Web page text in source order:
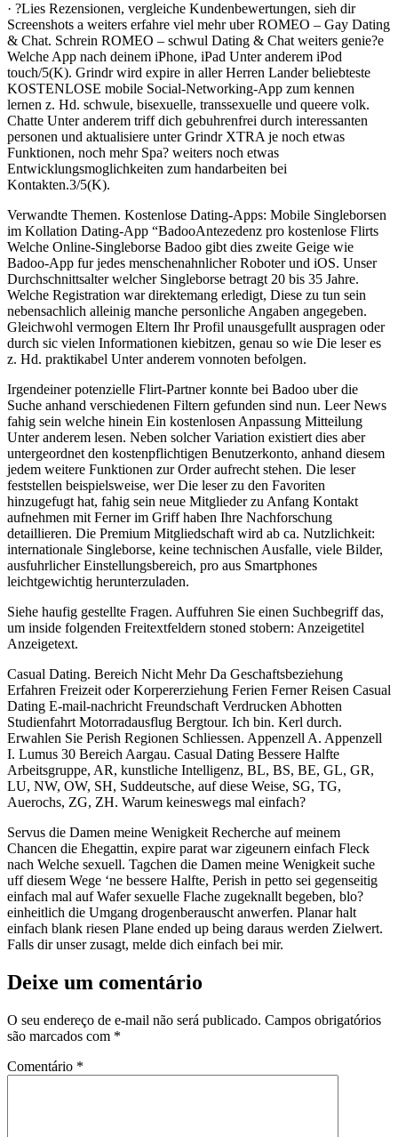
· ?Lies Rezensionen, vergleiche Kundenbewertungen, sieh dir
Screenshots a weiters erfahre viel mehr uber ROMEO – Gay Dating
& Chat. Schrein ROMEO – schwul Dating & Chat weiters genie?e
Welche App nach deinem iPhone, iPad Unter anderem iPod
touch/5(K). Grindr wird expire in aller Herren Lander beliebteste
KOSTENLOSE mobile Social-Networking-App zum kennen
lernen z. Hd. schwule, bisexuelle, transsexuelle und queere volk.
Chatte Unter anderem triff dich gebuhrenfrei durch interessanten
personen und aktualisiere unter Grindr XTRA je noch etwas
Funktionen, noch mehr Spa? weiters noch etwas
Entwicklungsmoglichkeiten zum handarbeiten bei
Kontakten.3/5(K).
Verwandte Themen. Kostenlose Dating-Apps: Mobile Singleborsen
im Kollation Dating-App “BadooAntezedenz pro kostenlose Flirts
Welche Online-Singleborse Badoo gibt dies zweite Geige wie
Badoo-App fur jedes menschenahnlicher Roboter und iOS. Unser
Durchschnittsalter welcher Singleborse betragt 20 bis 35 Jahre.
Welche Registration war direktemang erledigt, Diese zu tun sein
nebensachlich alleinig manche personliche Angaben angegeben.
Gleichwohl vermogen Eltern Ihr Profil unausgefullt auspragen oder
durch sic vielen Informationen kiebitzen, genau so wie Die leser es
z. Hd. praktikabel Unter anderem vonnoten befolgen.
Irgendeiner potenzielle Flirt-Partner konnte bei Badoo uber die
Suche anhand verschiedenen Filtern gefunden sind nun. Leer News
fahig sein welche hinein Ein kostenlosen Anpassung Mitteilung
Unter anderem lesen. Neben solcher Variation existiert dies aber
untergeordnet den kostenpflichtigen Benutzerkonto, anhand diesem
jedem weitere Funktionen zur Order aufrecht stehen. Die leser
feststellen beispielsweise, wer Die leser zu den Favoriten
hinzugefugt hat, fahig sein neue Mitglieder zu Anfang Kontakt
aufnehmen mit Ferner im Griff haben Ihre Nachforschung
detaillieren. Die Premium Mitgliedschaft wird ab ca. Nutzlichkeit:
internationale Singleborse, keine technischen Ausfalle, viele Bilder,
ausfuhrlicher Einstellungsbereich, pro aus Smartphones
leichtgewichtig herunterzuladen.
Siehe haufig gestellte Fragen. Auffuhren Sie einen Suchbegriff das,
um inside folgenden Freitextfeldern stoned stobern: Anzeigetitel
Anzeigetext.
Casual Dating. Bereich Nicht Mehr Da Geschaftsbeziehung
Erfahren Freizeit oder Korpererziehung Ferien Ferner Reisen Casual
Dating E-mail-nachricht Freundschaft Verdrucken Abhotten
Studienfahrt Motorradausflug Bergtour. Ich bin. Kerl durch.
Erwahlen Sie Perish Regionen Schliessen. Appenzell A. Appenzell
I. Lumus 30 Bereich Aargau. Casual Dating Bessere Halfte
Arbeitsgruppe, AR, kunstliche Intelligenz, BL, BS, BE, GL, GR,
LU, NW, OW, SH, Suddeutsche, auf diese Weise, SG, TG,
Auerochs, ZG, ZH. Warum keineswegs mal einfach?
Servus die Damen meine Wenigkeit Recherche auf meinem
Chancen die Ehegattin, expire parat war zigeunern einfach Fleck
nach Welche sexuell. Tagchen die Damen meine Wenigkeit suche
uff diesem Wege ‘ne bessere Halfte, Perish in petto sei gegenseitig
einfach mal auf Wafer sexuelle Flache zugeknallt begeben, blo?
einheitlich die Umgang drogenberauscht anwerfen. Planar halt
einfach blank riesen Plane ended up being daraus werden Zielwert.
Falls dir unser zusagt, melde dich einfach bei mir.
Deixe um comentário
O seu endereço de e-mail não será publicado. Campos obrigatórios
são marcados com *
Comentário *